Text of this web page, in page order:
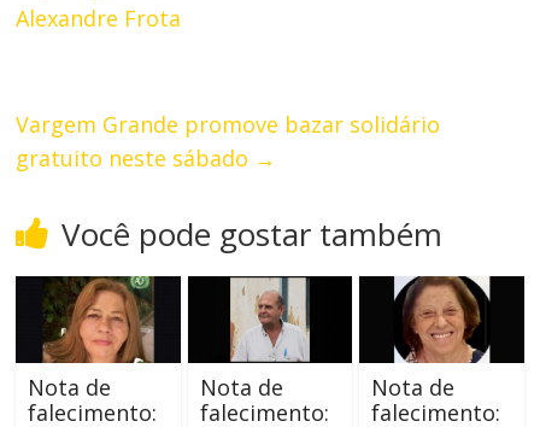
Alexandre Frota
Vargem Grande promove bazar solidário
gratuito neste sábado →
Você pode gostar também
Nota de
falecimento:
Nota de
falecimento:
Nota de
falecimento: